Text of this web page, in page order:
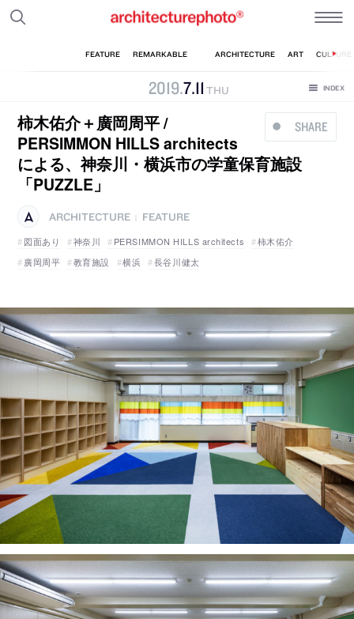
2019.7.11 THU
SHARE
柿木佑介＋廣岡周平 /
PERSIMMON HILLS architects
による、神奈川・横浜市の学童保育施設
「PUZZLE」
ARCHITECTURE
FEATURE
図面あり
神奈川 PERSIMMON HILLS architects
柿木佑介
廣岡周平
教育施設 横浜 長谷川健太